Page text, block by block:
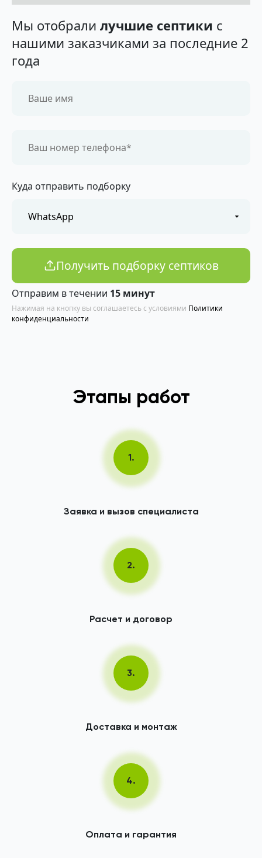
Мы отобрали лучшие септики с
нашими заказчиками за последние 2
года
Куда отправить подборку
Получить подборку септиков
Отправим в течении 15 минут
Нажимая на кнопку вы соглашаетесь с условиями Политики
конфиденциальности
Этапы работ
1.
Заявка и вызов специалиста
2.
Расчет и договор
3.
Доставка и монтаж
4.
Оплата и гарантия